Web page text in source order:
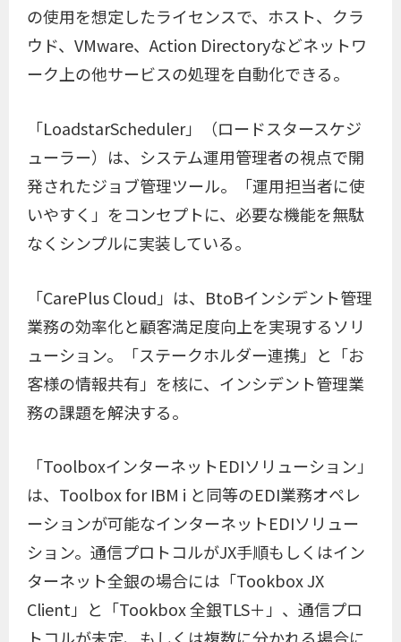
の使用を想定したライセンスで、ホスト、クラ
ウド、VMware、Action Directoryなどネットワ
ーク上の他サービスの処理を自動化できる。
「LoadstarScheduler」（ロードスタースケジ
ューラー）は、システム運用管理者の視点で開
発されたジョブ管理ツール。「運用担当者に使
いやすく」をコンセプトに、必要な機能を無駄
なくシンプルに実装している。
「CarePlus Cloud」は、BtoBインシデント管理
業務の効率化と顧客満足度向上を実現するソリ
ューション。「ステークホルダー連携」と「お
客様の情報共有」を核に、インシデント管理業
務の課題を解決する。
「ToolboxインターネットEDIソリューション」
は、Toolbox for IBM i と同等のEDI業務オペレ
ーションが可能なインターネットEDIソリュー
ション。通信プロトコルがJX手順もしくはイン
ターネット全銀の場合には「Tookbox JX
Client」と「Tookbox 全銀TLS＋」、通信プロ